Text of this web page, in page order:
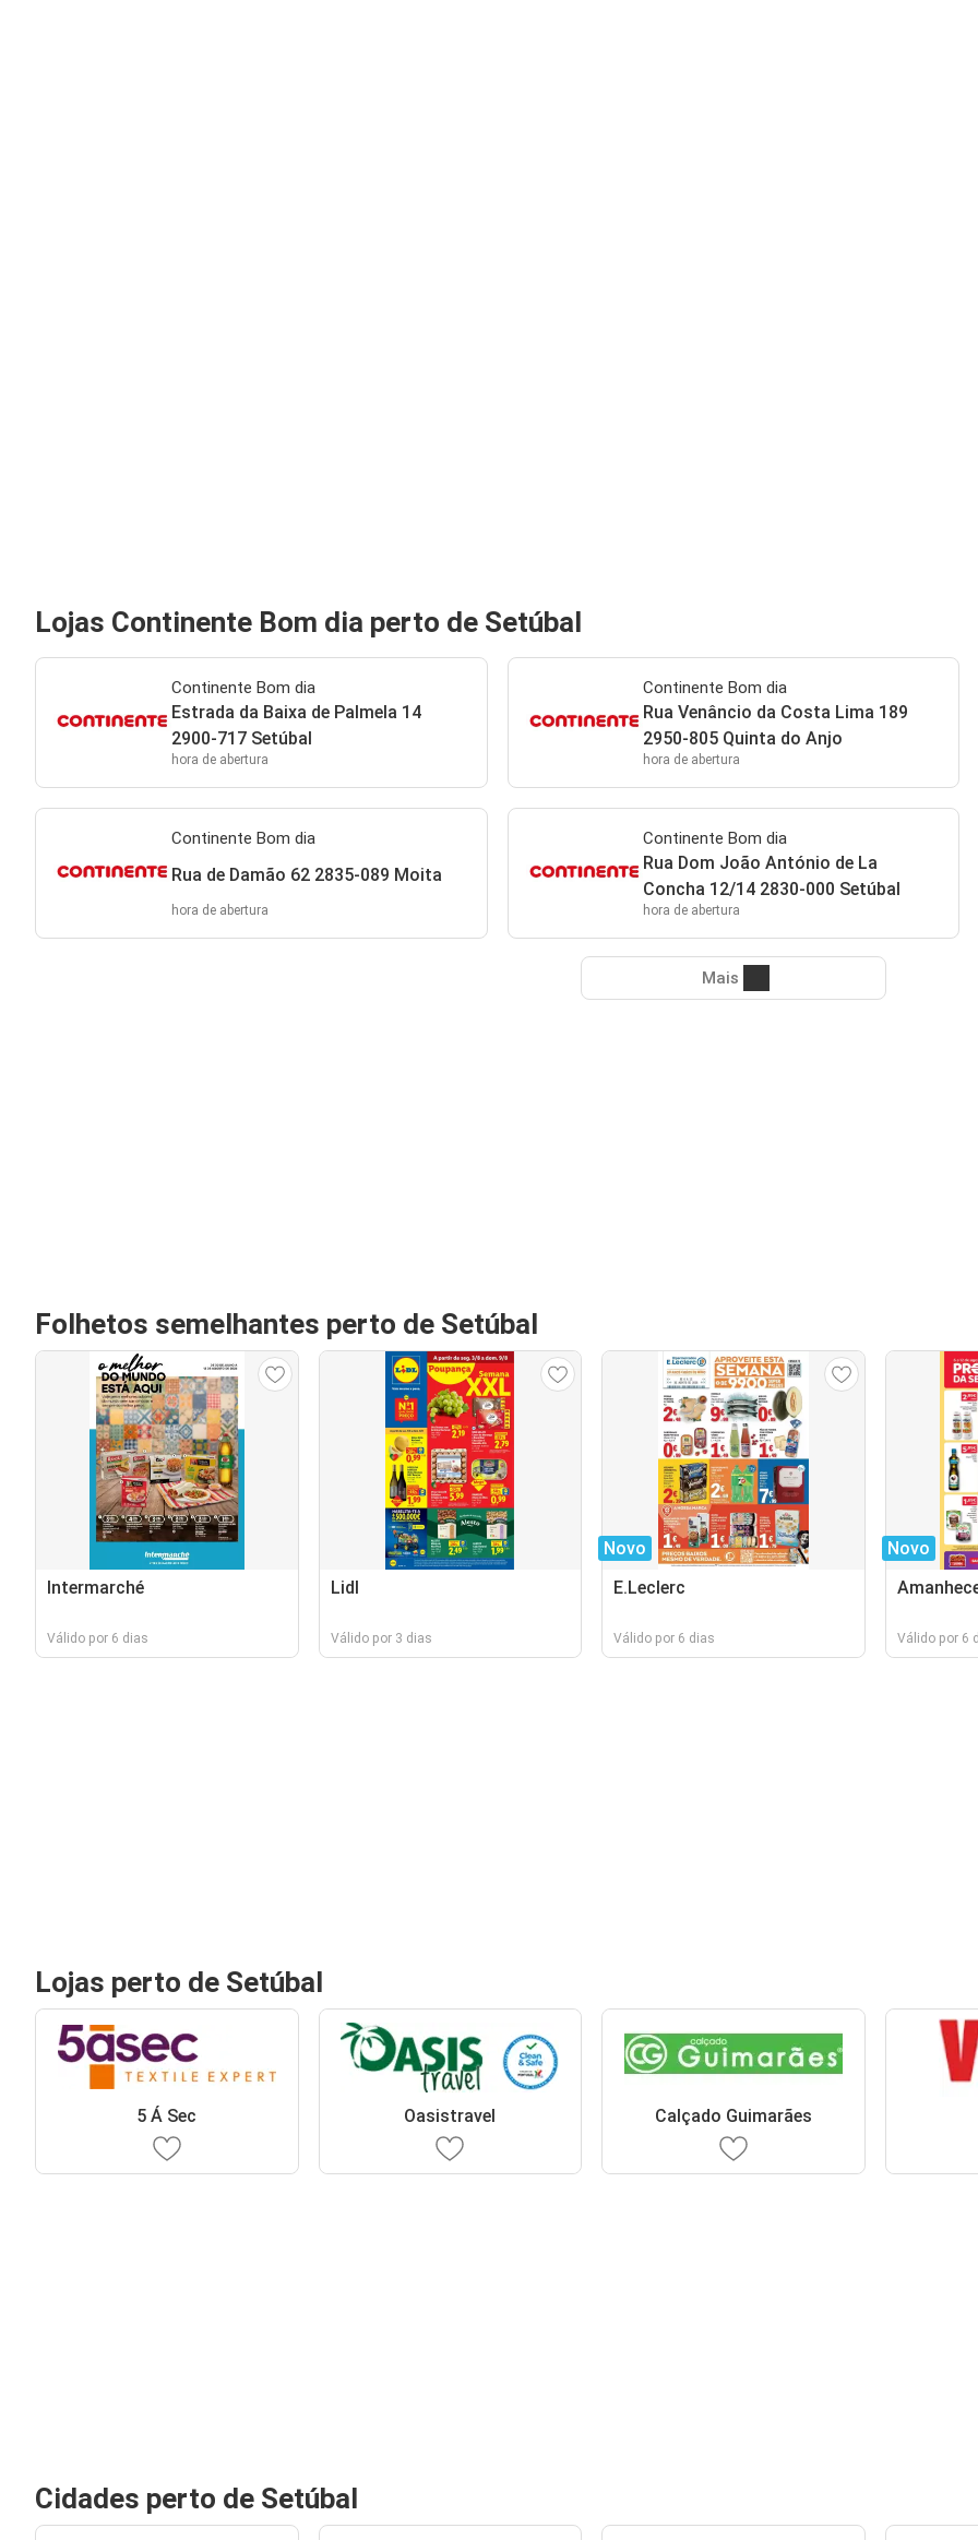
Lojas Continente Bom dia perto de Setúbal
Continente Bom dia
Estrada da Baixa de Palmela 14
2900-717 Setúbal
hora de abertura
Continente Bom dia
Rua Venâncio da Costa Lima 189
2950-805 Quinta do Anjo
hora de abertura
Continente Bom dia
Rua de Damão 62 2835-089 Moita
hora de abertura
Continente Bom dia
Rua Dom João António de La
Concha 12/14 2830-000 Setúbal
hora de abertura
Mais
Folhetos semelhantes perto de Setúbal
Intermarché
Válido por 6 dias
Lidl
Válido por 3 dias
Novo
E.Leclerc
Válido por 6 dias
Novo
Válido por 6
Lojas perto de Setúbal
5 Á Sec Oasistravel Calçado Guimarães
Cidades perto de Setúbal